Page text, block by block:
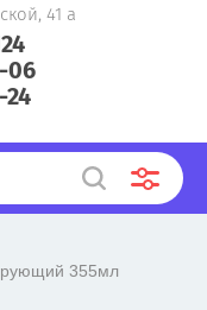
41 а
06
24
355мл